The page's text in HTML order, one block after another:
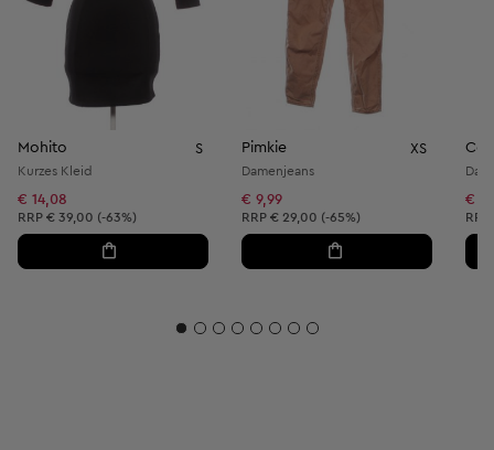
Mohito S
Kurzes Kleid
€ 14,08
Unverbindliche Preisempfehlung:
RRP € 39,00 (-63%)
Pimkie XS
Damenjeans
€ 9,99
Unverbindliche Preisempfehlung:
RRP € 29,00 (-65%)
€
RRP